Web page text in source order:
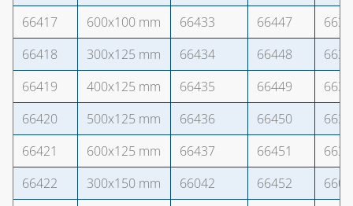
66417
600x100 mm 66433 66447
66418
300x125 mm 66434 66448
66419
400x125 mm 66435 66449
66420
500x125 mm 66436 66450
66421
600x125 mm 66437 66451
66422
300x150 mm 66042 66452